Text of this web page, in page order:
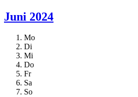
Juni 2024
Mo
Di
Mi
Do
Fr
Sa
So